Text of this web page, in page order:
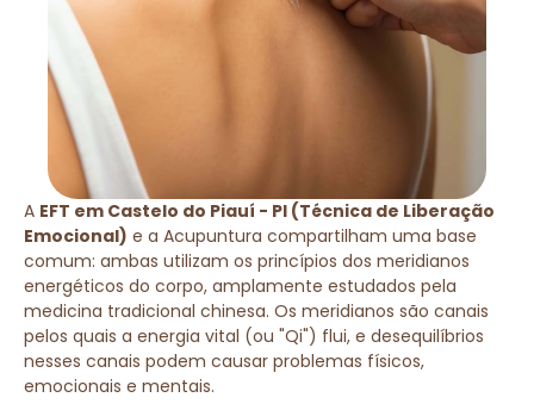
A EFT em Castelo do Piauí - PI (Técnica de Liberação
Emocional) e a Acupuntura compartilham uma base
comum: ambas utilizam os princípios dos meridianos
energéticos do corpo, amplamente estudados pela
medicina tradicional chinesa. Os meridianos são canais
pelos quais a energia vital (ou "Qi") flui, e desequilíbrios
nesses canais podem causar problemas físicos,
emocionais e mentais.